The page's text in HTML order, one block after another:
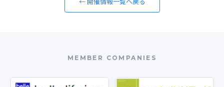
MEMBER COMPANIES